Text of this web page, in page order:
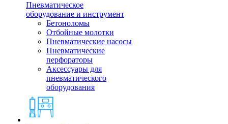
Пневматическое
оборудование и инструмент
Бетоноломы
Отбойные молотки
Пневматические насосы
Пневматические
перфораторы
Аксессуары для
пневматического
оборудования